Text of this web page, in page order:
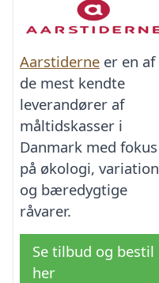
Aarstiderne er en af
de mest kendte
leverandører af
måltidskasser i
Danmark med fokus
på økologi, variation
og bæredygtige
råvarer.
Se tilbud og bestil
her